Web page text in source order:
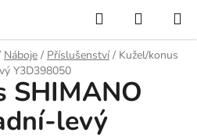
Hledat
KOŠÍK
Náboje / Příslušenství / Kužel/konus
Y3D398050
SHIMANO
levý